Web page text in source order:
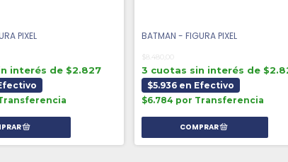
PIXEL
interés de $2.827
BATMAN - FIGURA PIXEL
$8.480,00
3 cuotas sin interés de
$5.936 en Efectivo
$6.784 por Transferencia